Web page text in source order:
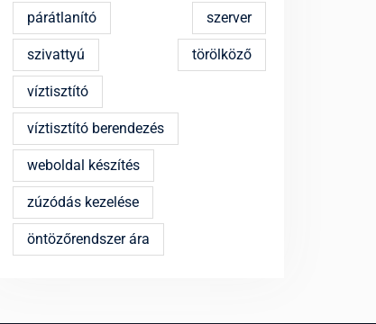
párátlanító szerver
szivattyú törölköző
víztisztító
víztisztító berendezés
weboldal készítés
zúzódás kezelése
öntözőrendszer ára